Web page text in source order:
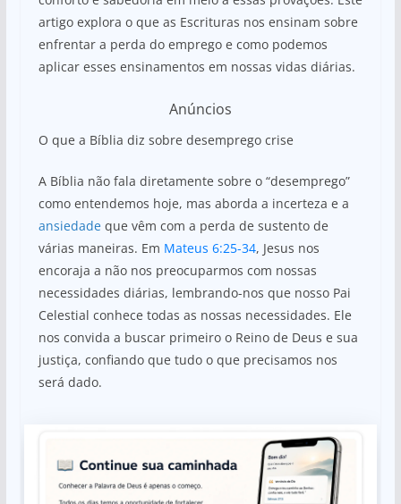
artigo explora o que as Escrituras nos ensinam sobre
enfrentar a perda do emprego e como podemos
aplicar esses ensinamentos em nossas vidas diárias.
Anúncios
O que a Bíblia diz sobre desemprego crise
A Bíblia não fala diretamente sobre o “desemprego”
como entendemos hoje, mas aborda a incerteza e a
ansiedadeque vêm com a perda de sustento de
várias maneiras. Em Mateus 6:25-34, Jesus nos
encoraja a não nos preocuparmos com nossas
necessidades diárias, lembrando-nos que nosso Pai
Celestial conhece todas as nossas necessidades. Ele
nos convida a buscar primeiro o Reino de Deus e sua
justiça, confiando que tudo o que precisamos nos
será dado.